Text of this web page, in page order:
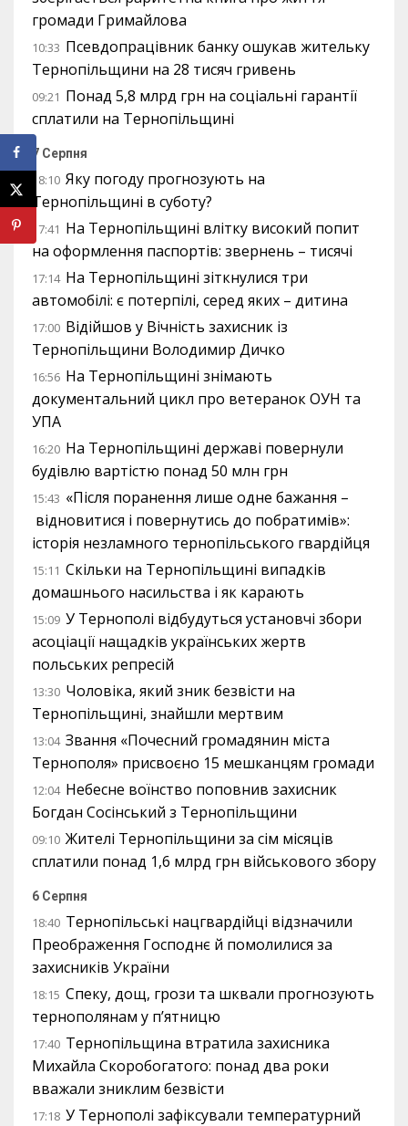
громади Гримайлова
10:33 Псевдопрацівник банку ошукав жительку
Тернопільщини на 28 тисяч гривень
09:21 Понад 5,8 млрд грн на соціальні гарантії
сплатили на Тернопільщині
7 Серпня
18:10 Яку погоду прогнозують на
Тернопільщині в суботу?
17:41 На Тернопільщині влітку високий попит
на оформлення паспортів: звернень – тисячі
17:14 На Тернопільщині зіткнулися три
автомобілі: є потерпілі, серед яких – дитина
17:00 Відійшов у Вічність захисник із
Тернопільщини Володимир Дичко
16:56 На Тернопільщині знімають
документальний цикл про ветеранок ОУН та
УПА
16:20 На Тернопільщині державі повернули
будівлю вартістю понад 50 млн грн
15:43 «Після поранення лише одне бажання –
відновитися і повернутись до побратимів»:
історія незламного тернопільського гвардійця
15:11 Скільки на Тернопільщині випадків
домашнього насильства і як карають
15:09 У Тернополі відбудуться установчі збори
асоціації нащадків українських жертв
польських репресій
13:30 Чоловіка, який зник безвісти на
Тернопільщині, знайшли мертвим
13:04 Звання «Почесний громадянин міста
Тернополя» присвоєно 15 мешканцям громади
12:04 Небесне воїнство поповнив захисник
Богдан Сосінський з Тернопільщини
09:10 Жителі Тернопільщини за сім місяців
сплатили понад 1,6 млрд грн військового збору
6 Серпня
18:40 Тернопільські нацгвардійці відзначили
Преображення Господнє й помолилися за
захисників України
18:15 Спеку, дощ, грози та шквали прогнозують
тернополянам у п’ятницю
17:40 Тернопільщина втратила захисника
Михайла Скоробогатого: понад два роки
вважали зниклим безвісти
17:18 У Тернополі зафіксували температурний